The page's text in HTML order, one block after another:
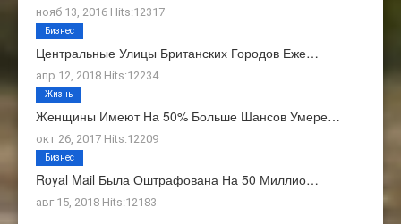
нояб 13, 2016 Hits:12317
Центральные Улицы Британских Городов Еже…
апр 12, 2018 Hits:12234
Бизнес
Женщины Имеют На 50% Больше Шансов Умере…
окт 26, 2017 Hits:12209
Жизнь
Royal Mail Была Оштрафована На 50 Миллио…
авг 15, 2018 Hits:12183
Бизнес